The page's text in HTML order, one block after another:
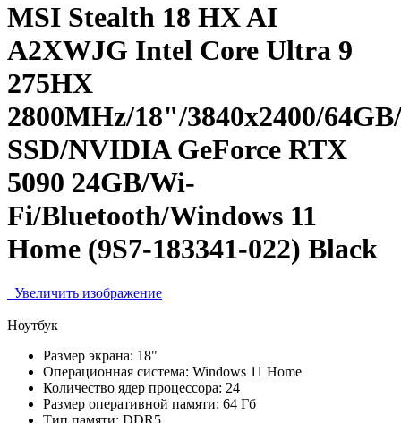
MSI Stealth 18 HX AI
A2XWJG Intel Core Ultra 9
275HX
2800MHz/18"/3840x2400/
SSD/NVIDIA GeForce RTX
5090 24GB/Wi-
Fi/Bluetooth/Windows 11
Home (9S7-183341-022) Black
Увеличить изображение
Ноутбук
Размер экрана: 18"
Операционная система: Windows 11 Home
Количество ядер процессора: 24
Размер оперативной памяти: 64 Гб
Тип памяти: DDR5